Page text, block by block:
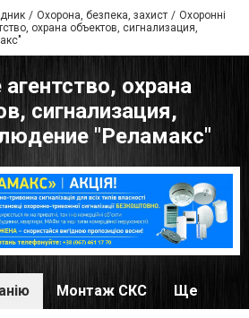
Охорона, безпека, захист
Охоронні
охрана объектов, сигнализация,
охрана
сигнализация,
"Реламакс"
Монтаж СКС Ще